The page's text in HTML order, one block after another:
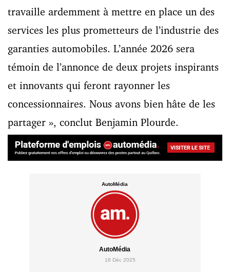
AutoMédia
AutoMédia
18 Déc 2025
travaille ardemment à mettre en place un des
services les plus prometteurs de l’industrie des
garanties automobiles. L’année 2026 sera
témoin de l’annonce de deux projets inspirants
et innovants qui feront rayonner les
concessionnaires. Nous avons bien hâte de les
partager », conclut Benjamin Plourde.